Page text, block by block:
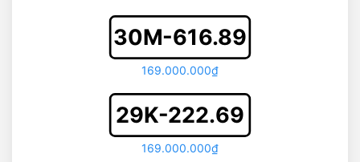
30M-616.89
169.000.000₫
29K-222.69
169.000.000₫